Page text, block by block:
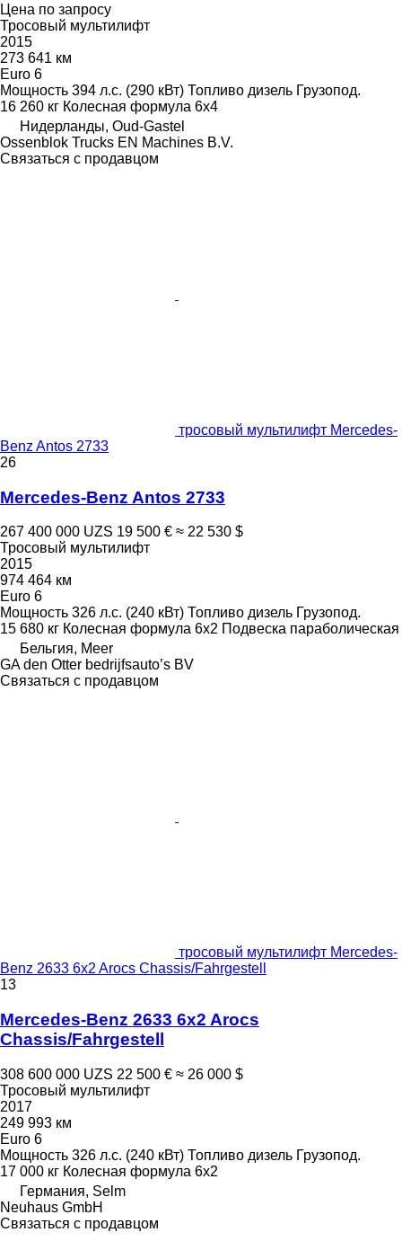
Цена по запросу
Тросовый мультилифт
2015
273 641 км
Euro 6
Мощность 394 л.с. (290 кВт) Топливо дизель Грузопод.
16 260 кг Колесная формула 6x4
Нидерланды, Oud-Gastel
Ossenblok Trucks EN Machines B.V.
Связаться с продавцом
тросовый мультилифт Mercedes-
Benz Antos 2733
26
Mercedes-Benz Antos 2733
267 400 000 UZS 19 500 € ≈ 22 530 $
Тросовый мультилифт
2015
974 464 км
Euro 6
Мощность 326 л.с. (240 кВт) Топливо дизель Грузопод.
15 680 кг Колесная формула 6x2 Подвеска параболическая
Бельгия, Meer
GA den Otter bedrijfsauto’s BV
Связаться с продавцом
тросовый мультилифт Mercedes-
Benz 2633 6x2 Arocs Chassis/Fahrgestell
13
Mercedes-Benz 2633 6x2 Arocs
Chassis/Fahrgestell
308 600 000 UZS 22 500 € ≈ 26 000 $
Тросовый мультилифт
2017
249 993 км
Euro 6
Мощность 326 л.с. (240 кВт) Топливо дизель Грузопод.
17 000 кг Колесная формула 6x2
Германия, Selm
Neuhaus GmbH
Связаться с продавцом